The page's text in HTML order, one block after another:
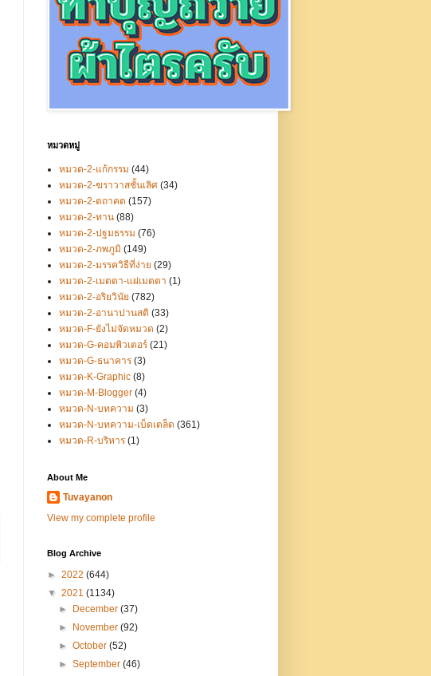
หมวดหมู่
หมวด-2-แก้กรรม (44)
หมวด-2-ฆราวาสชั้นเลิศ (34)
หมวด-2-ตถาคต (157)
หมวด-2-ทาน (88)
หมวด-2-ปฐมธรรม (76)
หมวด-2-ภพภูมิ (149)
หมวด-2-มรรควิธีที่ง่าย (29)
หมวด-2-เมตตา-แผ่เมตตา (1)
หมวด-2-อริยวินัย (782)
หมวด-2-อานาปานสติ (33)
หมวด-F-ยังไม่จัดหมวด (2)
หมวด-G-คอมพิวเตอร์ (21)
หมวด-G-ธนาคาร (3)
หมวด-K-Graphic (8)
หมวด-M-Blogger (4)
หมวด-N-บทความ (3)
หมวด-N-บทความ-เบ็ดเตล็ด (361)
หมวด-R-บริหาร (1)
About Me
Tuvayanon
View my complete profile
Blog Archive
► 2022 (644)
▼ 2021 (1134)
►
December(37)
►
November(92)
►October(52)
►September(46)